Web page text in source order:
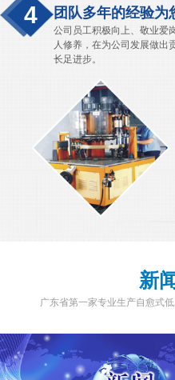
4 团队多年的经验为
公司员工积极向上、敬业爱
人修养，在为公司发展做出
长足进步。
新
广东省第一家专业生产自愈式